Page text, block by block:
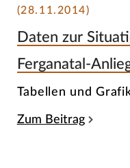
(28.11.2014)
Daten zur
Ferganatal-
Tabellen und
Zum Beitrag